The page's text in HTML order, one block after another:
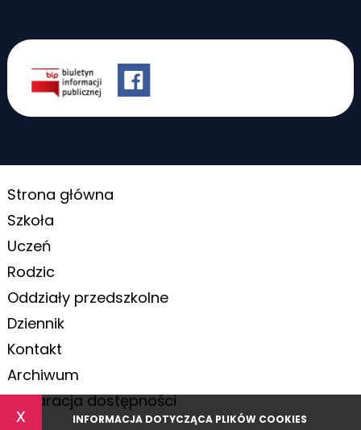
x INFORMACJA DOTYCZĄCA PLIKÓW COOKIES
Strona główna
Szkoła
Uczeń
Rodzic
Oddziały przedszkolne
Dziennik
Kontakt
Archiwum
Deklaracja dostępności